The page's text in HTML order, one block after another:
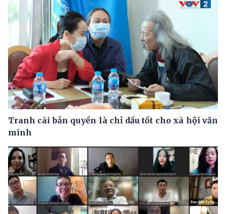
Tranh cãi bản quyền là chỉ dấu tốt cho xã hội văn
minh